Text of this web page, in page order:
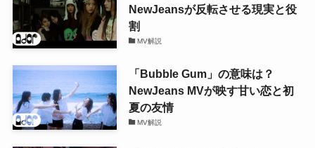
NewJeansが反転させる現実と役
割
MV解説
「Bubble Gum」の意味は？
NewJeans MVが映す甘い恋と初
夏の友情
MV解説